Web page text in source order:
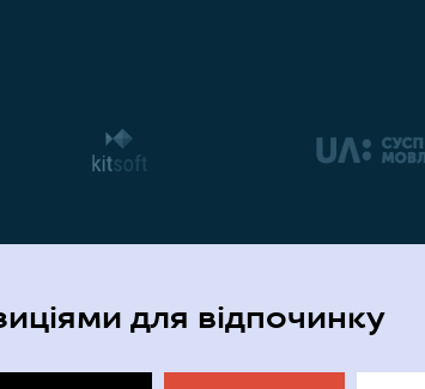
для відпочинку